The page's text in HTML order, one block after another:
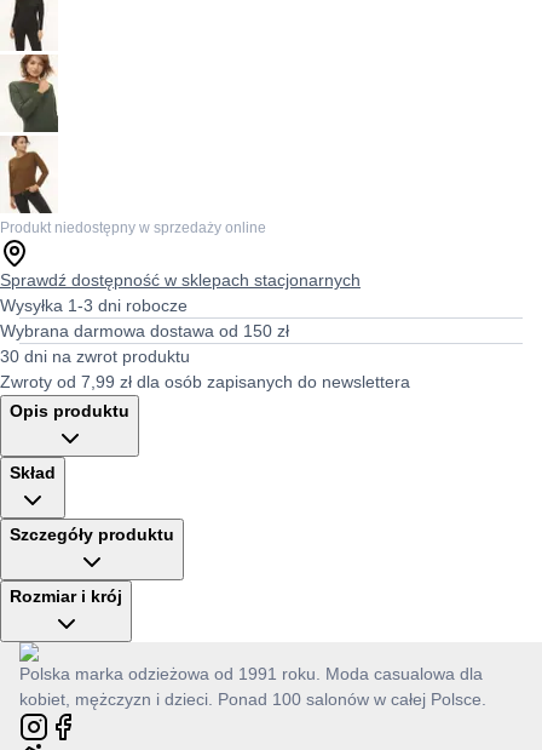
Produkt niedostępny w sprzedaży online
Sprawdź dostępność w sklepach stacjonarnych
Wysyłka 1-3 dni robocze
Wybrana darmowa dostawa od 150 zł
30 dni na zwrot produktu
Zwroty od 7,99 zł dla osób zapisanych do newslettera
Opis produktu
Skład
Szczegóły produktu
Rozmiar i krój
Polska marka odzieżowa od 1991 roku. Moda casualowa dla
kobiet, mężczyzn i dzieci. Ponad 100 salonów w całej Polsce.